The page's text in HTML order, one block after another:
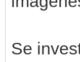
Se